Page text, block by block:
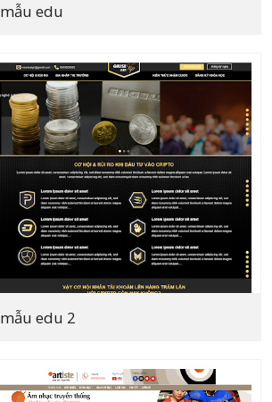
mẫu edu
mẫu edu 2